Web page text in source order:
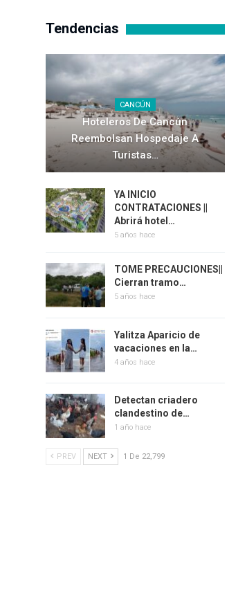
Tendencias
CANCÚN
Hoteleros De Cancún
Reembolsan Hospedaje A
Turistas…
YA INICIO
CONTRATACIONES ||
Abrirá hotel…
5 años hace
TOME PRECAUCIONES||
Cierran tramo…
5 años hace
Yalitza Aparicio de
vacaciones en la…
4 años hace
Detectan criadero
clandestino de…
1 año hace
PREV NEXT 1 De 22,799